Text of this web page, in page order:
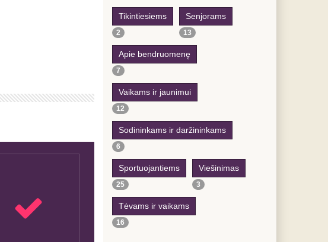
Tikintiesiems
2
Senjorams
13
Apie bendruomenę
7
Vaikams ir jaunimui
12
Sodininkams ir daržininkams
6
Sportuojantiems
25
Viešinimas
3
Tėvams ir vaikams
16